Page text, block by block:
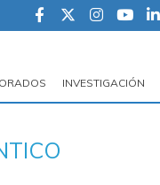
INVESTIGACIÓN